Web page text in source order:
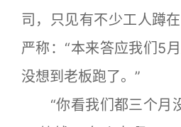
司，只见有不少工人蹲
严称：“本来答应我们5
没想到老板跑了。”
“你看我们都三个月